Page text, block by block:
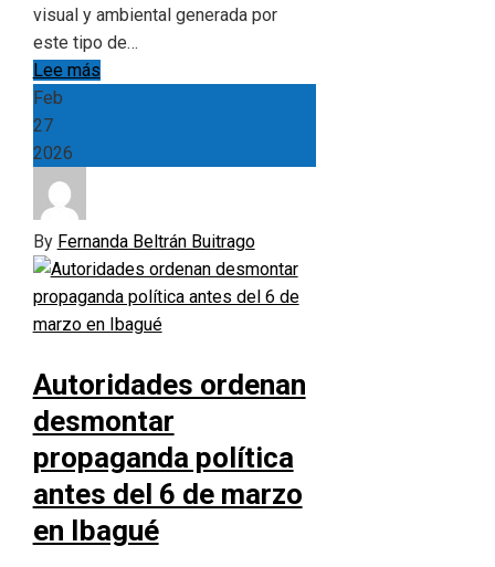
visual y ambiental generada por
este tipo de…
Lee más
Feb
27
2026
By Fernanda Beltrán Buitrago
Autoridades ordenan
desmontar
propaganda política
antes del 6 de marzo
en Ibagué